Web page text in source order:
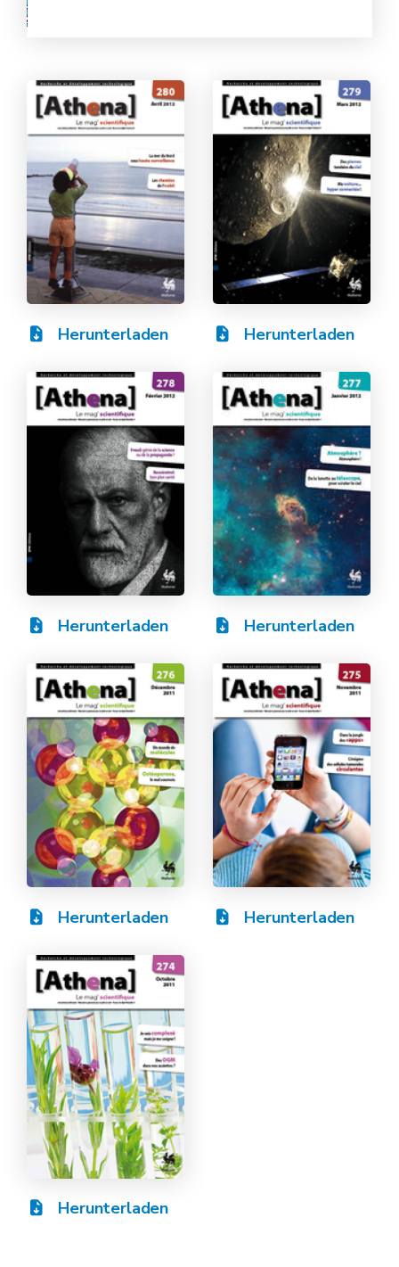
Herunterladen Herunterladen
Herunterladen Herunterladen
Herunterladen Herunterladen
Herunterladen